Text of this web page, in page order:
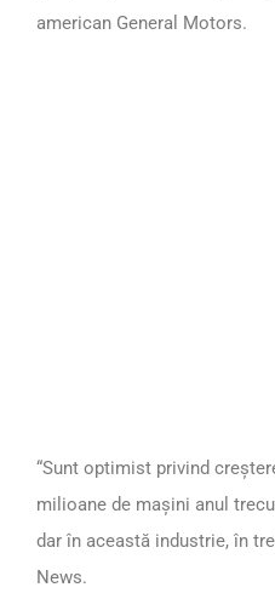
american General Motors.
“Sunt optimist privind
milioane de maşini anul
dar în această industrie, în
News.